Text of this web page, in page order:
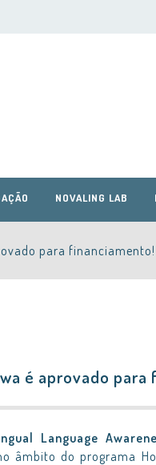
NOVALING LAB
para financiamento!
é aprovado para
Language
âmbito do programa